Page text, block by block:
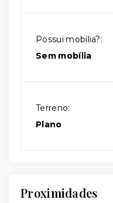
Possui mobília?:
Sem mobília
Terreno:
Plano
Proximidades